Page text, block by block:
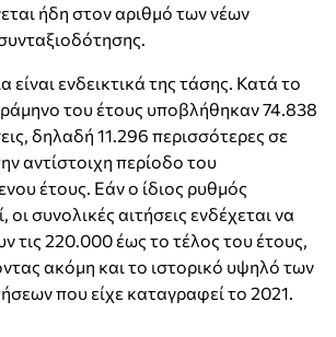
ήδη στον αριθμό των νέων
είναι ενδεικτικά της τάσης. Κατά το
του έτους υποβλήθηκαν 74.838
δηλαδή 11.296 περισσότερες σε
αντίστοιχη περίοδο του
έτους. Εάν ο ίδιος ρυθμός
οι συνολικές αιτήσεις ενδέχεται να
τις 220.000 έως το τέλος του έτους,
ακόμη και το ιστορικό υψηλό των
που είχε καταγραφεί το 2021.